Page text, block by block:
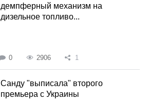
демпферный механизм на
дизельное топливо...
0 2906 1
Санду "выписала" второго
премьера с Украины